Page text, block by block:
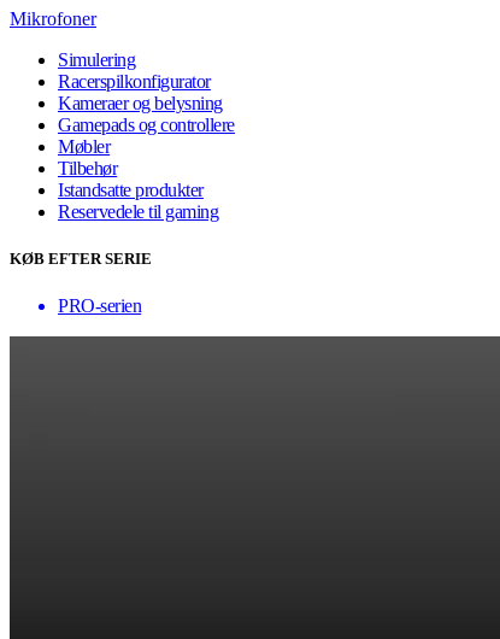
Mikrofoner
Simulering
Racerspilkonfigurator
Kameraer og belysning
Gamepads og controllere
Møbler
Tilbehør
Istandsatte produkter
Reservedele til gaming
KØB EFTER SERIE
PRO-serien